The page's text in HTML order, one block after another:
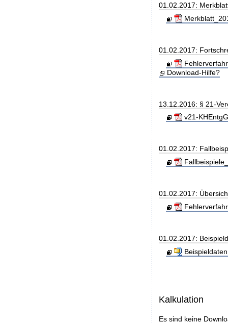
01.02.2017:
01.02.2017:
Download-Hilfe?
13.12.2016: § 21-
v21-
01.02.2017:
01.02.2017:
01.02.2017:
Kalkulation
Es sind keine